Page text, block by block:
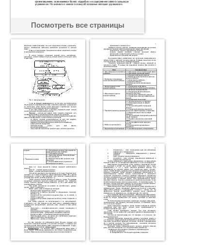
Посмотреть все страницы